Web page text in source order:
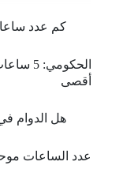
كم عدد
أقصى
هل الدوام
عدد الساعات